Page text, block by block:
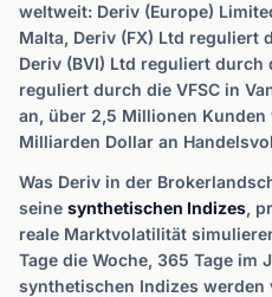
weltweit: Deriv (Europe)
Malta, Deriv (FX) Ltd reguliert
Deriv (BVI) Ltd reguliert durch
reguliert durch die VFSC in
an, über 2,5 Millionen
Milliarden Dollar an
Was Deriv in der
seine synthetischen Indizes,
reale Marktvolatilität
Tage die Woche, 365 Tage im
synthetischen Indizes